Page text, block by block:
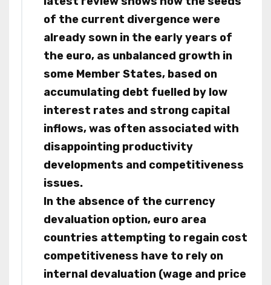
of the current divergence were
already sown in the early years of
the euro, as unbalanced growth in
some Member States, based on
accumulating debt fuelled by low
interest rates and strong capital
inflows, was often associated with
disappointing productivity
developments and competitiveness
issues.
In the absence of the currency
devaluation option, euro area
countries attempting to regain cost
competitiveness have to rely on
internal devaluation (wage and price